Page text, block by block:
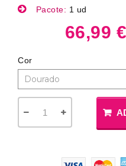
Pacote: 1 ud
66,99 €
Cor